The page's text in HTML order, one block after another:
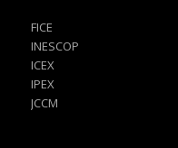
FICE
INESCOP
ICEX
IPEX
JCCM